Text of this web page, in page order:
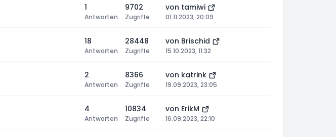
1
Antworten
9702
Zugriffe
von tamiwi
01.11.2023, 20:09
18
Antworten
28448
Zugriffe
von Brischid
15.10.2023, 11:32
2
Antworten
8366
Zugriffe
von katrink
19.09.2023, 23:05
4
Antworten
10834
Zugriffe
von ErikM
16.09.2023, 22:10